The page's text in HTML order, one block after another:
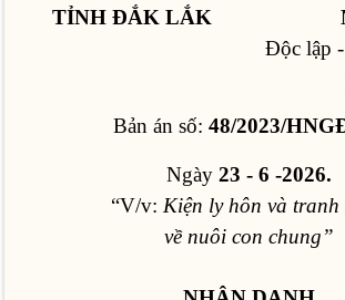
TỈNH ĐẮK LẮK
Độc lập
Bản án số: 48/2023/
Ngày 23 - 6 -2026.
“V/v: Kiện ly hôn và tranh
về nuôi con chung”